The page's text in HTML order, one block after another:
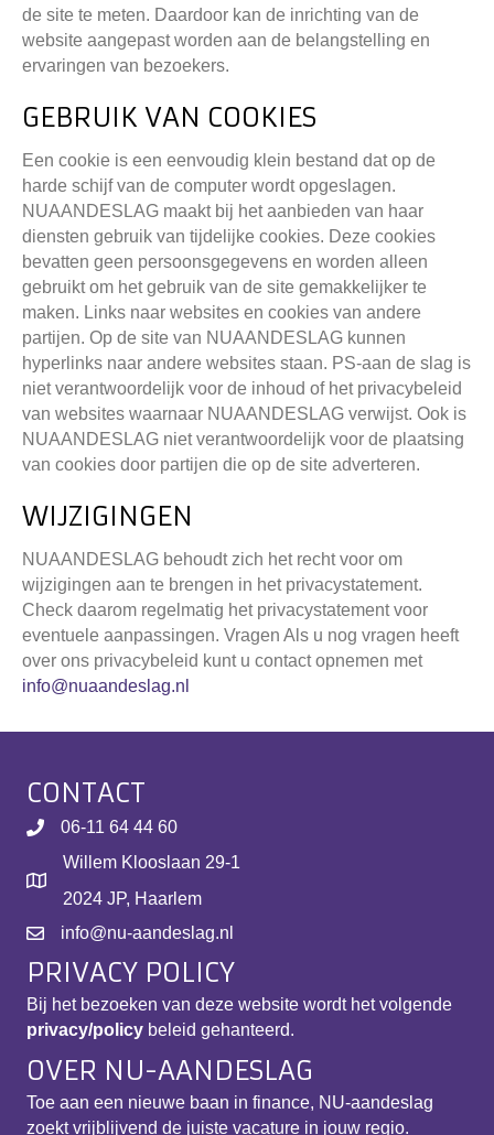
de site te meten. Daardoor kan de inrichting van de
website aangepast worden aan de belangstelling en
ervaringen van bezoekers.
GEBRUIK VAN COOKIES
Een cookie is een eenvoudig klein bestand dat op de
harde schijf van de computer wordt opgeslagen.
NUAANDESLAG maakt bij het aanbieden van haar
diensten gebruik van tijdelijke cookies. Deze cookies
bevatten geen persoonsgegevens en worden alleen
gebruikt om het gebruik van de site gemakkelijker te
maken. Links naar websites en cookies van andere
partijen. Op de site van NUAANDESLAG kunnen
hyperlinks naar andere websites staan. PS-aan de slag is
niet verantwoordelijk voor de inhoud of het privacybeleid
van websites waarnaar NUAANDESLAG verwijst. Ook is
NUAANDESLAG niet verantwoordelijk voor de plaatsing
van cookies door partijen die op de site adverteren.
WIJZIGINGEN
NUAANDESLAG behoudt zich het recht voor om
wijzigingen aan te brengen in het privacystatement.
Check daarom regelmatig het privacystatement voor
eventuele aanpassingen. Vragen Als u nog vragen heeft
over ons privacybeleid kunt u contact opnemen met
info@nuaandeslag.nl
CONTACT
06-11 64 44 60
Willem Klooslaan 29-1
2024 JP, Haarlem
info@nu-aandeslag.nl
PRIVACY POLICY
Bij het bezoeken van deze website wordt het volgende
privacy/policy beleid gehanteerd.
OVER NU-AANDESLAG
Toe aan een nieuwe baan in finance, NU-aandeslag
zoekt vrijblijvend de juiste vacature in jouw regio.